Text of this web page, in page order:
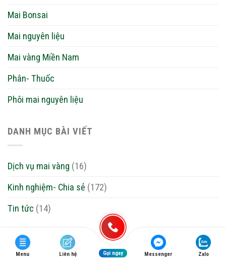
Mai Bonsai
Mai nguyên liệu
Mai vàng Miền Nam
Phân- Thuốc
Phôi mai nguyên liệu
DANH MỤC BÀI VIẾT
Dịch vụ mai vàng (16)
Kinh nghiệm- Chia sẻ (172)
Tin tức (14)
Menu Liên hệ Gọi ngay Messenger Zalo